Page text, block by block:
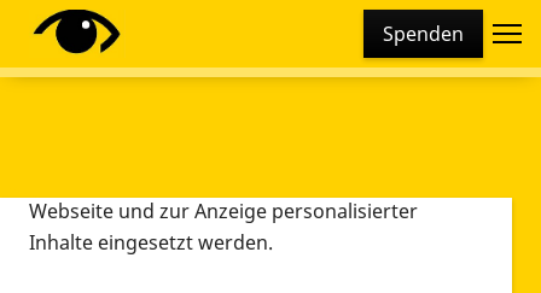
Spenden
Diese Webseite setzt verschiedene Cookies und
Tracking-Tools ein. Dies beinhaltet Cookies und
Webseite und zur Anzeige personalisierter
Inhalte eingesetzt werden.